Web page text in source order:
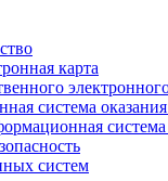
карта
система
систем